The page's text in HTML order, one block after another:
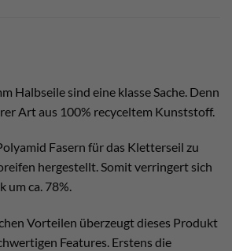
Halbseile sind eine klasse Sache. Denn
Art aus 100% recyceltem Kunststoff.
Fasern für das Kletterseil zu
hergestellt. Somit verringert sich
um ca. 78%.
Vorteilen überzeugt dieses Produkt
Features. Erstens die